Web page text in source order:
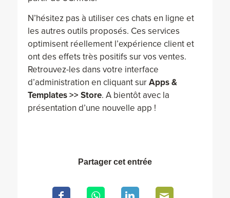
N’hésitez pas à utiliser ces chats en ligne et
les autres outils proposés. Ces services
optimisent réellement l’expérience client et
ont des effets très positifs sur vos ventes.
Retrouvez-les dans votre interface
d’administration en cliquant surApps &
Templates >> Store. A bientôt avec la
présentation d’une nouvelle app !
Partager cet entrée